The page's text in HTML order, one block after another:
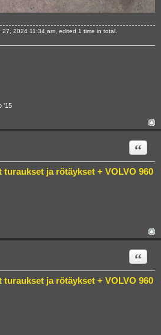
27, 2024 11:34 am, edited 1 time in total.
'15
ja rötäykset + VOLVO 960
Quote
ja rötäykset + VOLVO 960
Quote